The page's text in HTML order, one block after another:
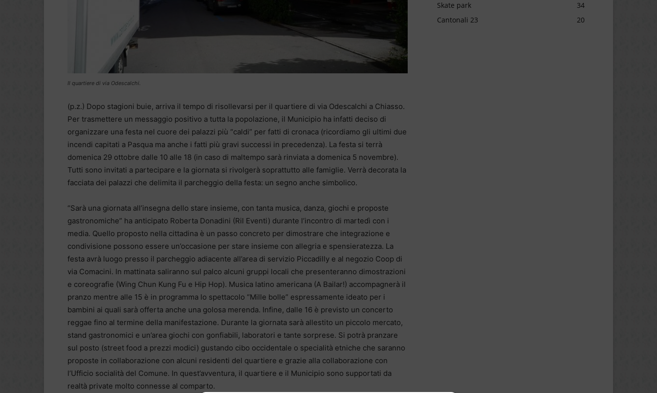
Il quartiere di via Odescalchi.
(p.z.) Dopo stagioni buie, arriva il tempo di risollevarsi per il quartiere di via Odescalchi a Chiasso.
Per trasmettere un messaggio positivo a tutta la popolazione, il Municipio ha infatti deciso di
organizzare una festa nel cuore dei palazzi più “caldi” per fatti di cronaca (ricordiamo gli ultimi due
incendi capitati a Pasqua ma anche i fatti più gravi successi in precedenza). La festa si terrà
domenica 29 ottobre dalle 10 alle 18 (in caso di maltempo sarà rinviata a domenica 5 novembre).
Tutti sono invitati a partecipare e la giornata si rivolgerà soprattutto alle famiglie. Verrà decorata la
facciata dei palazzi che delimita il parcheggio della festa: un segno anche simbolico.
“Sarà una giornata all’insegna dello stare insieme, con tanta musica, danza, giochi e proposte
gastronomiche” ha anticipato Roberta Donadini (Ril Eventi) durante l’incontro di martedì con i
media. Quello proposto nella cittadina è un passo concreto per dimostrare che integrazione e
condivisione possono essere un’occasione per stare insieme con allegria e spensieratezza. La
festa avrà luogo presso il parcheggio adiacente all’area di servizio Piccadilly e al negozio Coop di
via Comacini. In mattinata saliranno sul palco alcuni gruppi locali che presenteranno dimostrazioni
e coreografie (Wing Chun Kung Fu e Hip Hop). Musica latino americana (A Bailar!) accompagnerà il
pranzo mentre alle 15 è in programma lo spettacolo “Mille bolle” espressamente ideato per i
bambini ai quali sarà offerta anche una golosa merenda. Infine, dalle 16 è previsto un concerto
reggae fino al termine della manifestazione. Durante la giornata sarà allestito un piccolo mercato,
stand gastronomici e un’area giochi con gonfiabili, laboratori e tante sorprese. Si potrà pranzare
sul posto (street food a prezzi modici) gustando cibo occidentale o specialità etniche che saranno
proposte in collaborazione con alcuni residenti del quartiere e grazie alla collaborazione con
l’Ufficio socialità del Comune. In quest’avventura, il quartiere e il Municipio sono supportati da
realtà private molto connesse al comparto.
Skate park
34
Cantonali 23
20